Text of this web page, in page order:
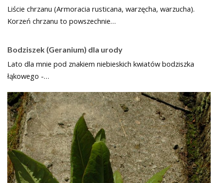
Liście chrzanu (Armoracia rusticana, warzęcha, warzucha).
Korzeń chrzanu to powszechnie…
Bodziszek (Geranium) dla urody
Lato dla mnie pod znakiem niebieskich kwiatów bodziszka
łąkowego -…